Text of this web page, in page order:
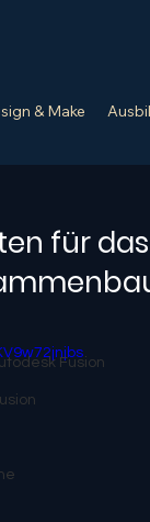
& Make
Fusion
für